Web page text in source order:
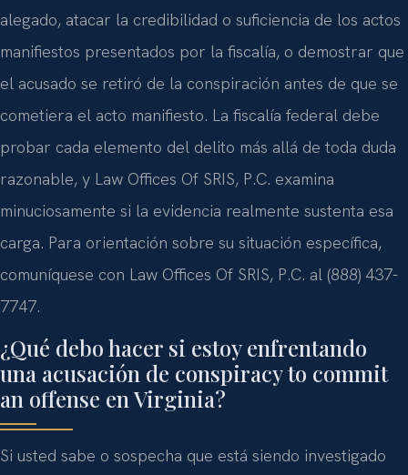
alegado, atacar la credibilidad o suficiencia de los actos
manifiestos presentados por la fiscalía, o demostrar que
el acusado se retiró de la conspiración antes de que se
cometiera el acto manifiesto. La fiscalía federal debe
probar cada elemento del delito más allá de toda duda
razonable, y Law Offices Of SRIS, P.C. examina
minuciosamente si la evidencia realmente sustenta esa
carga. Para orientación sobre su situación específica,
comuníquese con Law Offices Of SRIS, P.C. al (888) 437-
7747.
¿Qué debo hacer si estoy enfrentando
una acusación de conspiracy to commit
an offense en Virginia?
Si usted sabe o sospecha que está siendo investigado